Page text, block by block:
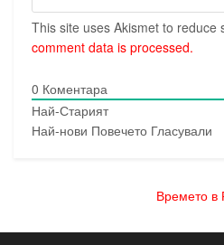
This site uses Akismet to reduce
comment data is processed.
0 Коментара
Най-Старият
Най-нови Повечето Гласували
Времето в